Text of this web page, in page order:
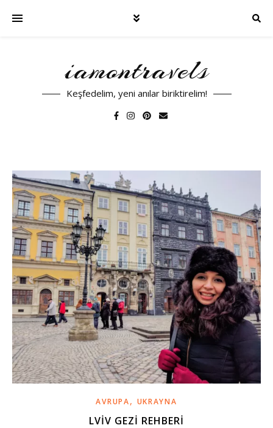
iamontravels
Keşfedelim, yeni anılar biriktirelim!
AVRUPA, UKRAYNA
LVIV GEZI REHBERI